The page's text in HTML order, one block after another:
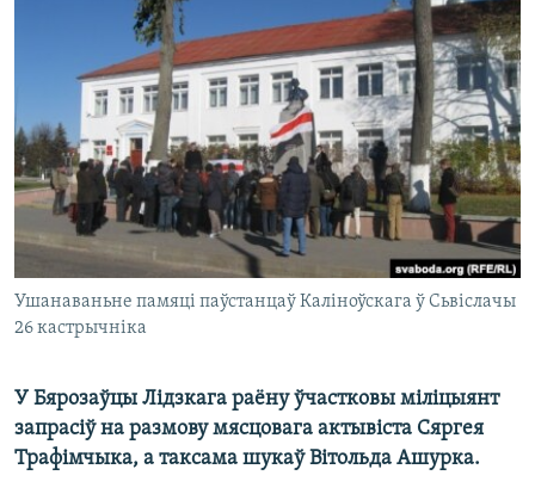
НА ХВАЛЯХ СВАБОДЫ
Ушанаваньне памяці паўстанцаў Каліноўскага ў Сьвіслачы
26 кастрычніка
У Бярозаўцы Лідзкага раёну ўчастковы міліцыянт
запрасіў на размову мясцовага актывіста Сяргея
Трафімчыка, а таксама шукаў Вітольда Ашурка.